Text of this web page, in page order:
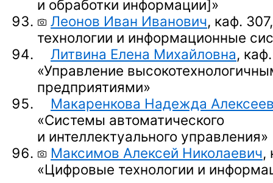
и обработки информации]»
Леонов Иван Иванович, каф.
технологии и информационные
Литвина Елена Михайловна,
«Управление
предприятиями»
Макаренкова Надежда
«Системы автоматического
и интеллектуального управления»
Максимов Алексей Николаевич,
«Цифровые технологии и